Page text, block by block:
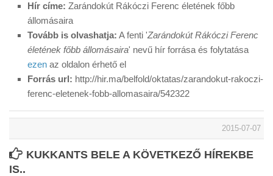
Hír címe: Zarándokút Rákóczi Ferenc életének főbb
állomásaira
Tovább is olvashatja: A fenti 'Zarándokút Rákóczi Ferenc
életének főbb állomásaira' nevű hír forrása és folytatása
ezen az oldalon érhető el
Forrás url: http://hir.ma/belfold/oktatas/zarandokut-rakoczi-
ferenc-eletenek-fobb-allomasaira/542322
2015-07-07
KUKKANTS BELE A KÖVETKEZŐ HÍREKBE
IS..